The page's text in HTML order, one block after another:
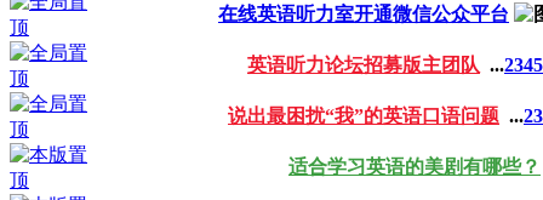
在线英语听力室开通微信公众平台
英语听力论坛招募版主团队 ...2345
说出最困扰“我”的英语口语问题 ...23
适合学习英语的美剧有哪些？